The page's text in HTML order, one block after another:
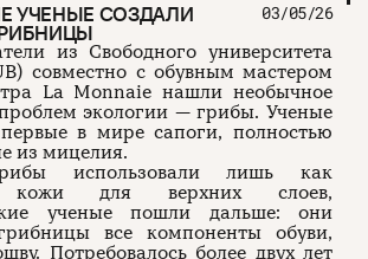
УЧЕНЫЕ СОЗДАЛИ 03/05/26
из Свободного университета
совместно с обувным мастером
La Monnaie нашли необычное
экологии — грибы. Ученые
в мире сапоги, полностью
из мицелия.
использовали лишь как
кожи для верхних слоев,
ученые пошли дальше: они
все компоненты обуви,
Потребовалось более двух лет